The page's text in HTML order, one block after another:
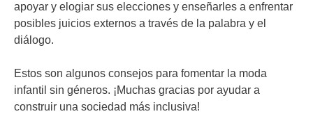
apoyar y elogiar sus elecciones y enseñarles a enfrentar
posibles juicios externos a través de la palabra y el
diálogo.
Estos son algunos consejos para fomentar la moda
infantil sin géneros. ¡Muchas gracias por ayudar a
construir una sociedad más inclusiva!